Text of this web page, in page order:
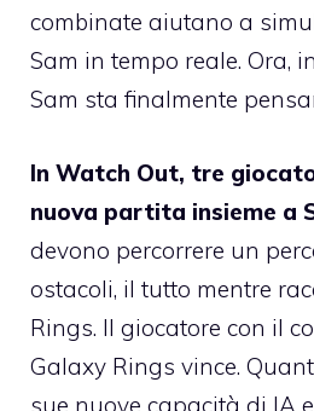
combinate aiutano a
Sam in tempo reale. Ora,
Sam sta finalmente
In Watch Out, tre
nuova partita insieme a
devono percorrere un
ostacoli, il tutto mentre
Rings. Il giocatore con il
Galaxy Rings vince.
sue nuove capacità di IA